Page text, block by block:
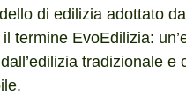
di edilizia adottato
termine EvoEdilizia:
tradizionale e